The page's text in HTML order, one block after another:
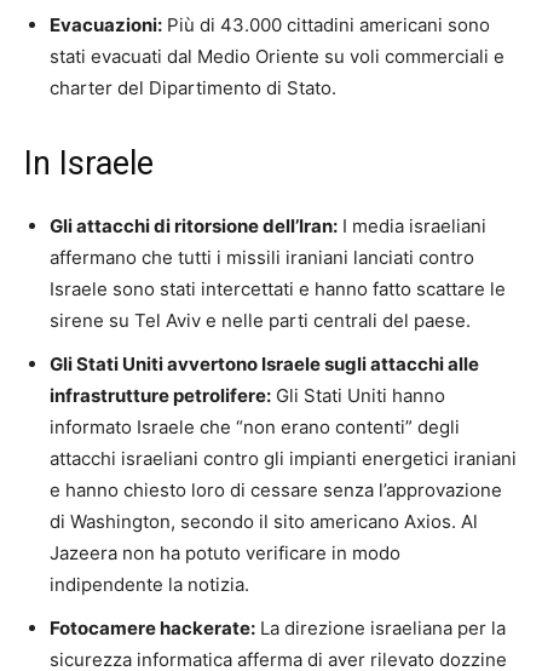
Evacuazioni: Più di 43.000 cittadini americani sono
stati evacuati dal Medio Oriente su voli commerciali e
charter del Dipartimento di Stato.
In Israele
Gli attacchi di ritorsione dell’Iran: I media israeliani
affermano che tutti i missili iraniani lanciati contro
Israele sono stati intercettati e hanno fatto scattare le
sirene su Tel Aviv e nelle parti centrali del paese.
Gli Stati Uniti avvertono Israele sugli attacchi alle
infrastrutture petrolifere: Gli Stati Uniti hanno
informato Israele che “non erano contenti” degli
attacchi israeliani contro gli impianti energetici iraniani
e hanno chiesto loro di cessare senza l’approvazione
di Washington, secondo il sito americano Axios. Al
Jazeera non ha potuto verificare in modo
indipendente la notizia.
Fotocamere hackerate: La direzione israeliana per la
sicurezza informatica afferma di aver rilevato dozzine